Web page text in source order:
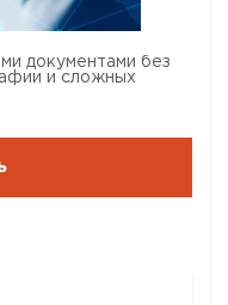
документами без
и сложных